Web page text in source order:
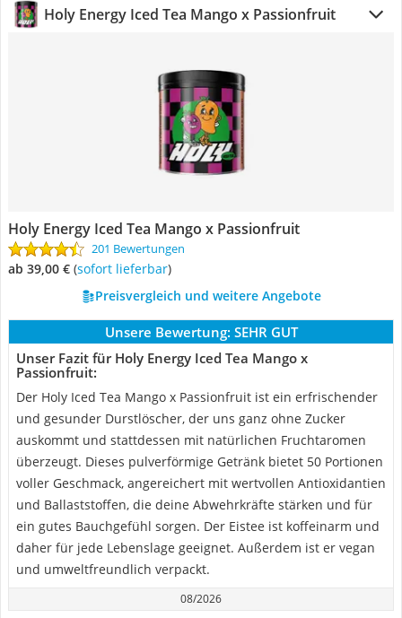
Holy Energy Iced Tea Mango x Passionfruit
Holy Energy Iced Tea Mango x Passionfruit
201 Bewertungen
ab 39,00 € ( Sofort lieferbar)
Preisvergleich und weitere Angebote
Unsere Bewertung: SEHR GUT
Unser Fazit für Holy Energy Iced Tea Mango x
Passionfruit:
Der Holy Iced Tea Mango x Passionfruit ist ein erfrischender
und gesunder Durstlöscher, der uns ganz ohne Zucker
auskommt und stattdessen mit natürlichen Fruchtaromen
überzeugt. Dieses pulverförmige Getränk bietet 50 Portionen
voller Geschmack, angereichert mit wertvollen Antioxidantien
und Ballaststoffen, die deine Abwehrkräfte stärken und für
ein gutes Bauchgefühl sorgen. Der Eistee ist koffeinarm und
daher für jede Lebenslage geeignet. Außerdem ist er vegan
und umweltfreundlich verpackt.
08/2026